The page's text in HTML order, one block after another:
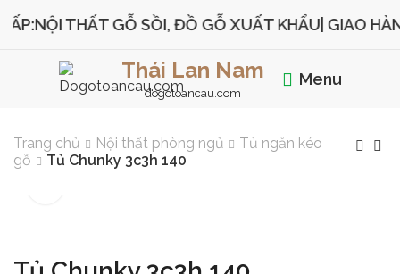
NỘI THẤT GỖ SỒI, ĐỒ GỖ XUẤT KHẨU| GIAO
Thái Lan Nam
dogotoancau.com
Menu
Trang chủ Nội thất phòng ngủ
Tủ ngăn kéo
gỗ
Tủ Chunky 3c3h 140